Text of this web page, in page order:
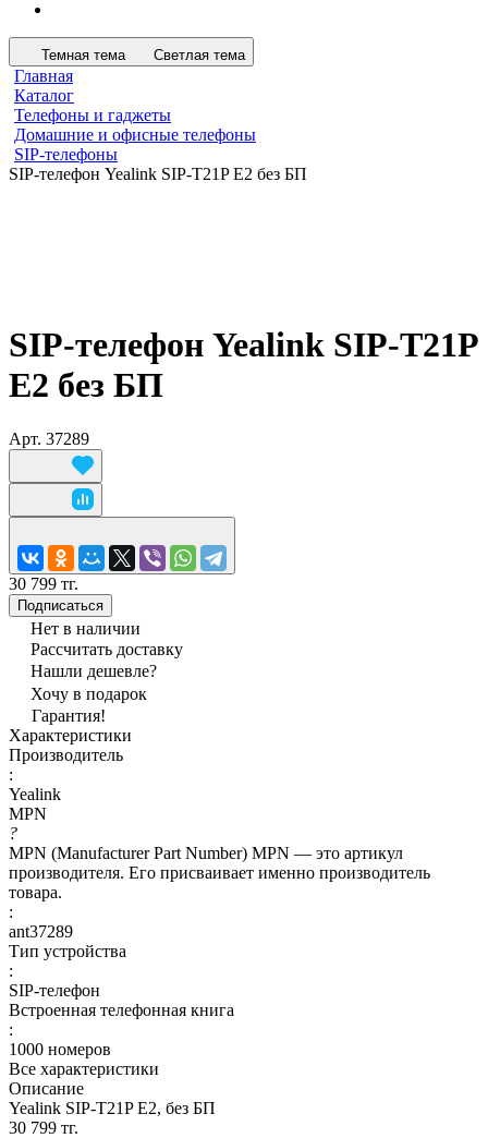
Темная тема Светлая тема
Главная
Каталог
Телефоны и гаджеты
Домашние и офисные телефоны
SIP-телефоны
SIP-телефон Yealink SIP-T21P E2 без БП
SIP-телефон Yealink SIP-T21P
E2 без БП
Арт. 37289
30 799 тг.
Подписаться
Нет в наличии
Рассчитать доставку
Нашли дешевле?
Хочу в подарок
Гарантия!
Характеристики
Производитель
:
Yealink
MPN
?
MPN (Manufacturer Part Number) MPN — это артикул
производителя. Его присваивает именно производитель
товара.
:
ant37289
Тип устройства
:
SIP-телефон
Встроенная телефонная книга
:
1000 номеров
Все характеристики
Описание
Yealink SIP-T21P E2, без БП
30 799 тг.